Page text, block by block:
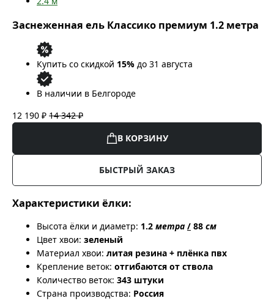
Заснеженная ель Классико премиум 1.2 метра
Купить со скидкой 15% до 31 августа
В наличии в Белгороде
12 190 ₽ 14 342 ₽
В КОРЗИНУ
БЫСТРЫЙ ЗАКАЗ
Характеристики ёлки:
Высота ёлки и диаметр: 1.2 метра / 88 см
Цвет хвои: зеленый
Материал хвои: литая резина + плёнка пвх
Крепление веток: отгибаются от ствола
Количество веток: 343 штуки
Страна производства: Россия